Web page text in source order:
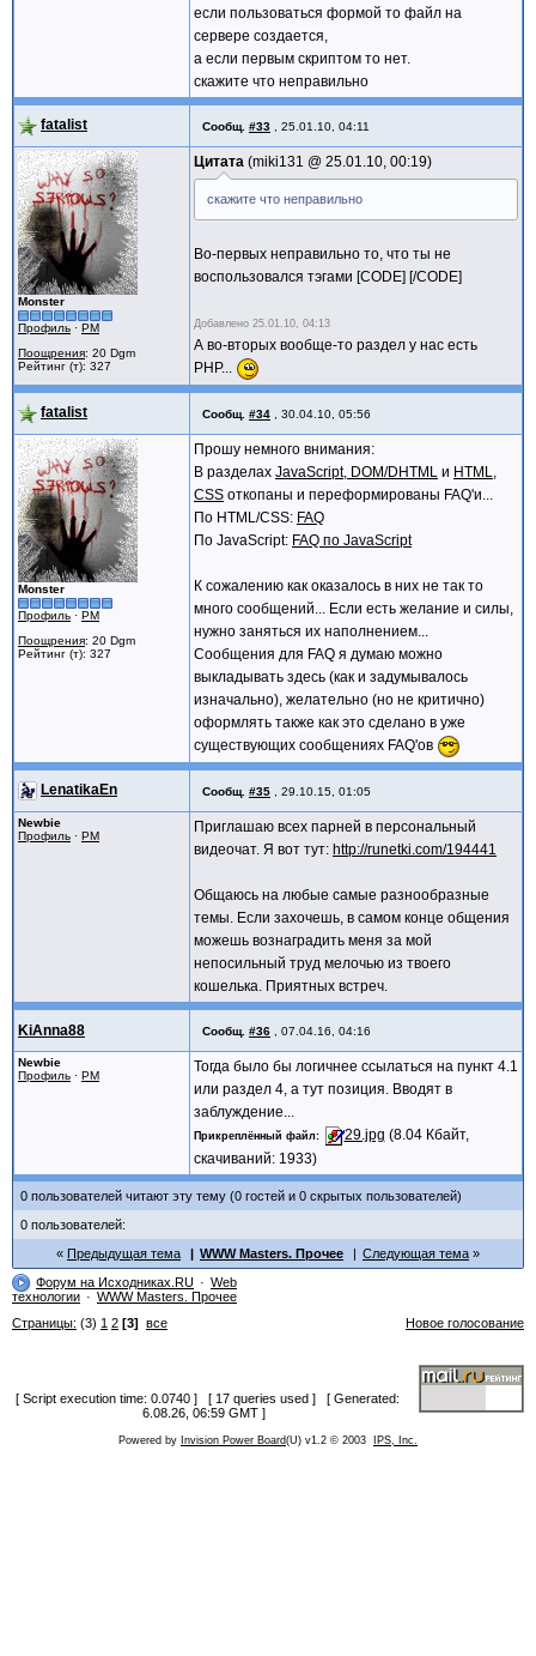
если пользоваться формой то файл на
сервере создается,
а если первым скриптом то нет.
скажите что неправильно
fatalist Сообщ. #33 25.01.10, 04:11
Monster
Профиль · PM
Поощрения: 20 Dgm
Рейтинг (т): 327
Цитата miki131 @ 25.01.10, 00:19
скажите что неправильно
Во-первых неправильно то, что ты не
воспользовался тэгами [CODE] [/CODE]
Добавлено 25.01.10, 04:13
А во-вторых вообще-то раздел у нас есть
PHP...
fatalist Сообщ. #34 30.04.10, 05:56
Monster
Профиль · PM
Поощрения: 20 Dgm
Рейтинг (т): 327
Прошу немного внимания:
В разделах JavaScript, DOM/DHTML и HTML,
CSS откопаны и переформированы FAQ'и...
По HTML/CSS: FAQ
По JavaScript: FAQ по JavaScript
К сожалению как оказалось в них не так то
много сообщений... Если есть желание и силы,
нужно заняться их наполнением...
Сообщения для FAQ я думаю можно
выкладывать здесь (как и задумывалось
изначально), желательно (но не критично)
оформлять также как это сделано в уже
существующих сообщениях FAQ'ов
LenatikaEn Сообщ. #35 29.10.15, 01:05
Newbie
Профиль · PM
Приглашаю всех парней в персональный
видеочат. Я вот тут: http://runetki.com/194441
Общаюсь на любые самые разнообразные
темы. Если захочешь, в самом конце общения
можешь вознаградить меня за мой
непосильный труд мелочью из твоего
кошелька. Приятных встреч.
KiAnna88 Сообщ. #36 07.04.16, 04:16
Newbie
Профиль · PM
Тогда было бы логичнее ссылаться на пункт 4.1
или раздел 4, а тут позиция. Вводят в
заблуждение...
Прикреплённый файл 29.jpg (8.04 Кбайт,
скачиваний: 1933)
0 пользователей читают эту тему (0 гостей и 0 скрытых пользователей)
0 пользователей:
Предыдущая тема
WWW Masters. Прочее
Следующая тема
Форум на Исходниках.RU
Web
технологии
WWW Masters. Прочее
Страницы: (3) 1 2 [3] все Новое голосование
[ Script execution time: 0.0740 ] [ 17 queries used ] [ Generated:
6.08.26, 06:59 GMT ]
Powered by Invision Power Board(U) v1.2 © 2003 IPS, Inc.